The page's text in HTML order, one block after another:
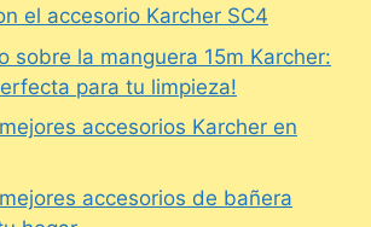
el accesorio Karcher SC4
sobre la manguera 15m Karcher:
para tu limpieza!
accesorios Karcher en
accesorios de bañera